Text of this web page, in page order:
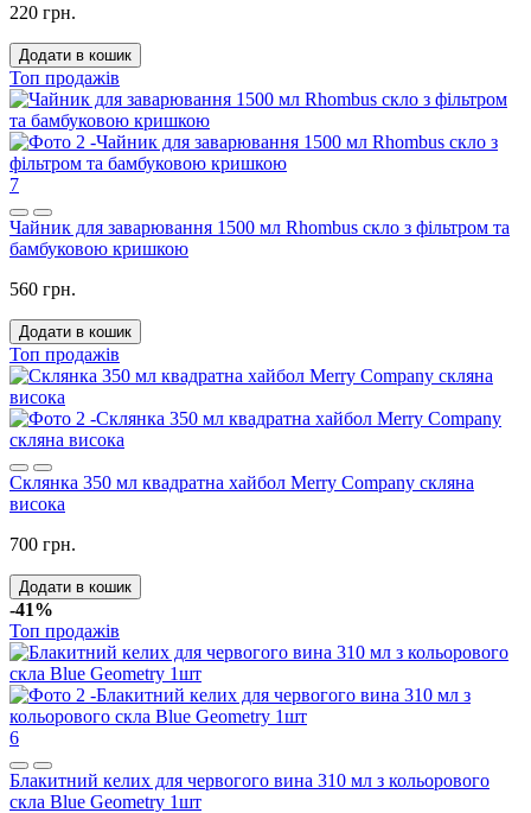
220 грн.
Додати в кошик
Топ продажів
7
Чайник для заварювання 1500 мл Rhombus скло з фільтром та
бамбуковою кришкою
560 грн.
Додати в кошик
Топ продажів
Склянка 350 мл квадратна хайбол Merry Company скляна
висока
700 грн.
Додати в кошик
-41%
Топ продажів
6
Блакитний келих для червогого вина 310 мл з кольорового
скла Blue Geometry 1шт